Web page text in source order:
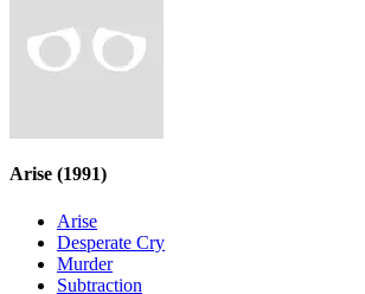
Arise (1991)
Arise
Desperate Cry
Murder
Subtraction